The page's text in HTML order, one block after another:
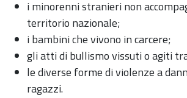
i minorenni stranieri non
territorio nazionale;
i bambini che vivono in carcere;
gli atti di bullismo vissuti o agiti
le diverse forme di violenze a
ragazzi.